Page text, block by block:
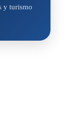
y turismo